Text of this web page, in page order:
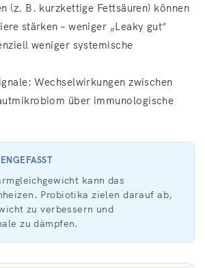
(z. B. kurzkettige Fettsäuren) können
stärken – weniger „Leaky gut“
weniger systemische
Wechselwirkungen zwischen
über immunologische
kann das
Probiotika zielen darauf ab,
zu verbessern und
zu dämpfen.